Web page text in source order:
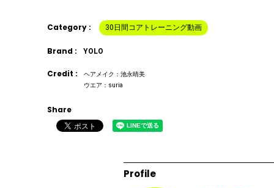
Category : 30日間コアトレーニング動画
Brand : YOLO
Credit :
ヘアメイク：池永晴美
ウエア：suria
Share
Profile